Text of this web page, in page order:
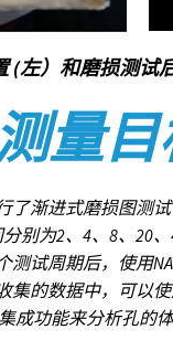
(左）和磨损测试
量
了渐进式磨损图测
别为2、4、8、20
试周期后，使用
的数据中，可以使
成功能来分析孔的